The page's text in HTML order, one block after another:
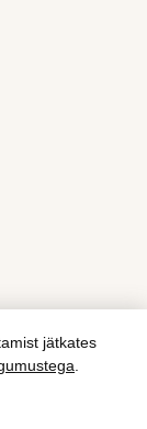
jätkates